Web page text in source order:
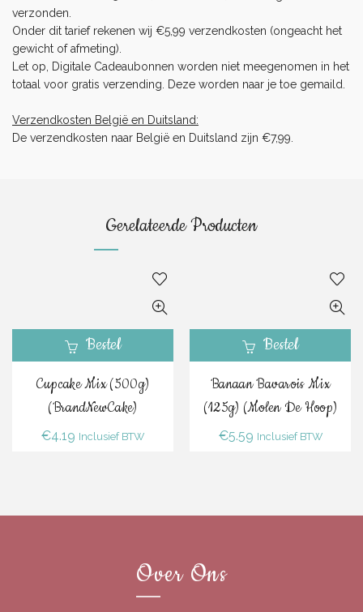
verzonden.
Onder dit tarief rekenen wij €5,99 verzendkosten (ongeacht het
gewicht of afmeting).
Let op, Digitale Cadeaubonnen worden niet meegenomen in het
totaal voor gratis verzending. Deze worden naar je toe gemaild.
Verzendkosten België en Duitsland:
De verzendkosten naar België en Duitsland zijn €7,99.
Gerelateerde Producten
Bestel
Cupcake Mix (500g)
(BrandNewCake)
€4.19 Inclusief BTW
Bestel
Banaan Bavarois Mix
(125g) (Molen De Hoop)
€5.59 Inclusief BTW
Over Ons